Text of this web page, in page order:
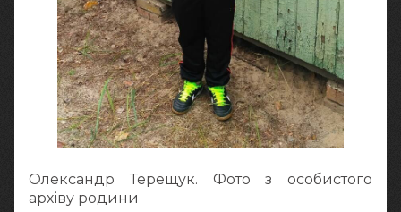
Олександр Терещук. Фото з особистого
архіву родини